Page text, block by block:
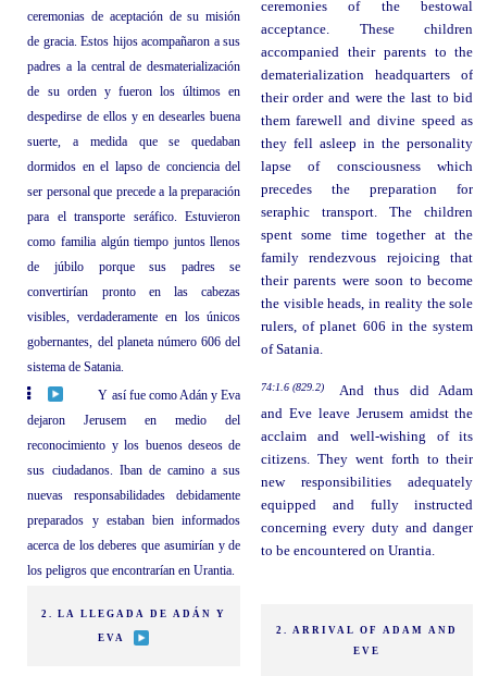
ceremonias de aceptación de su misión
de gracia. Estos hijos acompañaron a sus
padres a la central de desmaterialización
de su orden y fueron los últimos en
despedirse de ellos y en desearles buena
suerte, a medida que se quedaban
dormidos en el lapso de conciencia del
ser personal que precede a la preparación
para el transporte seráfico. Estuvieron
como familia algún tiempo juntos llenos
de júbilo porque sus padres se
convertirían pronto en las cabezas
visibles, verdaderamente en los únicos
gobernantes, del planeta número 606 del
sistema de Satania.
ceremonies of the bestowal
acceptance. These children
accompanied their parents to the
dematerialization headquarters of
their order and were the last to bid
them farewell and divine speed as
they fell asleep in the personality
lapse of consciousness which
precedes the preparation for
seraphic transport. The children
spent some time together at the
family rendezvous rejoicing that
their parents were soon to become
the visible heads, in reality the sole
rulers, of planet 606 in the system
of Satania.
Y así fue como Adán y Eva
dejaron Jerusem en medio del
reconocimiento y los buenos deseos de
sus ciudadanos. Iban de camino a sus
nuevas responsabilidades debidamente
preparados y estaban bien informados
acerca de los deberes que asumirían y de
los peligros que encontrarían en Urantia.
74:1.6 (829.2)
And thus did Adam
and Eve leave Jerusem amidst the
acclaim and well-wishing of its
citizens. They went forth to their
new responsibilities adequately
equipped and fully instructed
concerning every duty and danger
to be encountered on Urantia.
2. LA LLEGADA DE ADÁN Y
EVA
2. ARRIVAL OF ADAM AND
EVE